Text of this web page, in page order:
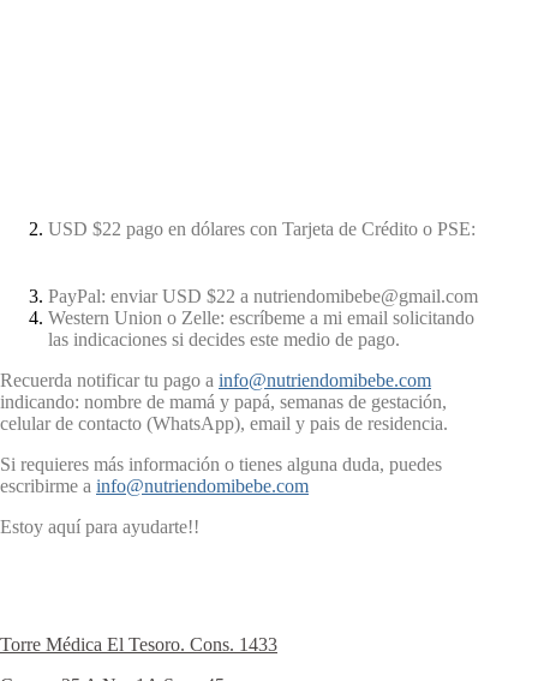
USD $22 pago en dólares con Tarjeta de Crédito o PSE:
PayPal: enviar USD $22 a nutriendomibebe@gmail.com
Western Union o Zelle: escríbeme a mi email solicitando
las indicaciones si decides este medio de pago.
Recuerda notificar tu pago a info@nutriendomibebe.com
indicando: nombre de mamá y papá, semanas de gestación,
celular de contacto (WhatsApp), email y pais de residencia.
Si requieres más información o tienes alguna duda, puedes
escribirme a info@nutriendomibebe.com
Estoy aquí para ayudarte!!
Torre Médica El Tesoro. Cons. 1433